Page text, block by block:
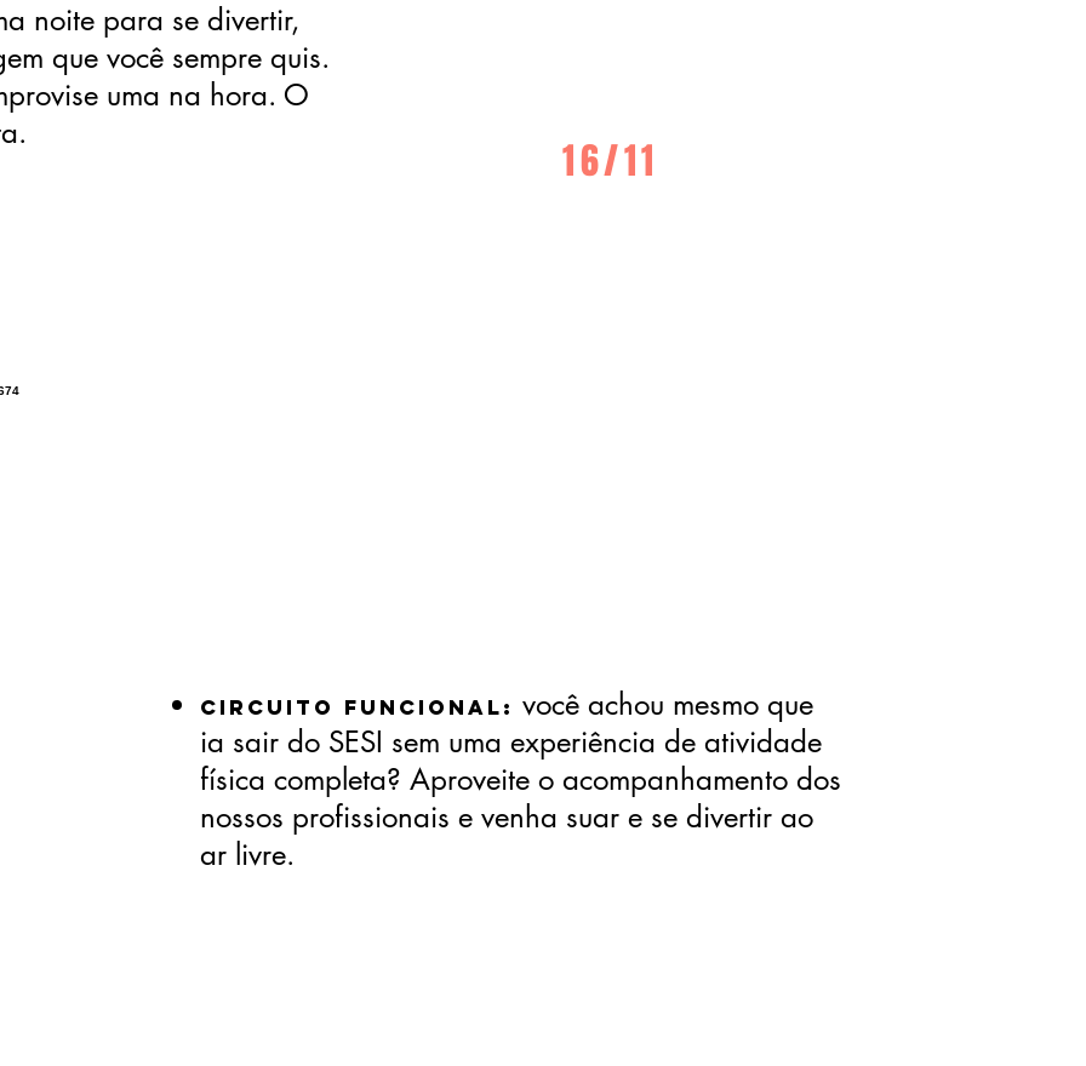
noite para se divertir,
que você sempre quis.
uma na hora. O
16/11
Circuito Funcional: você achou mesmo que
ia sair do SESI sem uma experiência de atividade
física completa? Aproveite o acompanhamento dos
nossos profissionais e venha suar e se divertir ao
ar livre.